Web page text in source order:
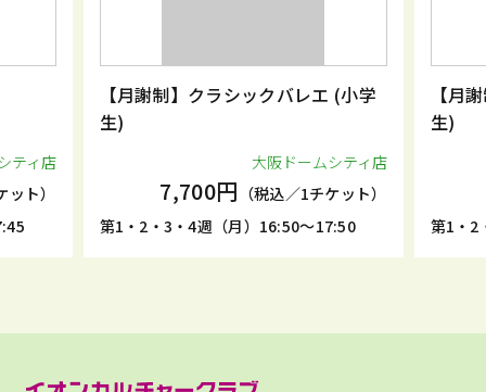
ティ店
ト）
【月謝制】クラシックバレエ (小学
生)
大阪ドームシティ店
7,700円 （税込／1チケット）
第1・2・3・4週（月）16:50～17:50
【月
生)
第1・2